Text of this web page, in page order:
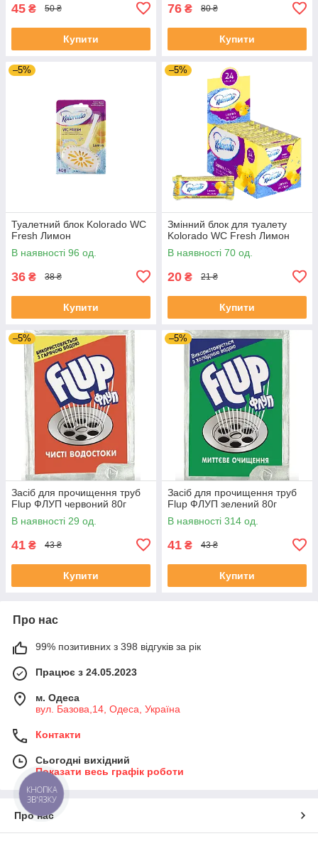
45 ₴ 50 ₴
Купити
76 ₴ 80 ₴
Купити
–5%
Туалетний блок Kolorado WC
Fresh Лимон
В наявності 96 од.
36 ₴ 38 ₴
Купити
–5%
Змінний блок для туалету
Kolorado WC Fresh Лимон
В наявності 70 од.
20 ₴ 21 ₴
Купити
–5%
Засіб для прочищення труб
Flup ФЛУП червоний 80г
В наявності 29 од.
41 ₴ 43 ₴
Купити
–5%
Засіб для прочищення труб
Flup ФЛУП зелений 80г
В наявності 314 од.
41 ₴ 43 ₴
Купити
Про нас
99% позитивних з 398 відгуків за рік
Працює з 24.05.2023
м. Одеса
вул. Базова,14, Одеса, Україна
Контакти
Сьогодні вихідний
Показати весь графік роботи
Про нас
КНОПКА
ЗВ'ЯЗКУ